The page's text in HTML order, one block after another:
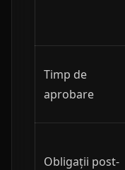
Timp de
aprobare
Obligații post-